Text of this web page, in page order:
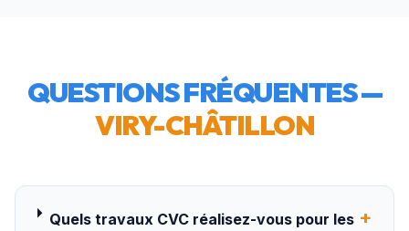
QUESTIONS FRÉQUENTES —
VIRY-CHÂTILLON
Quels travaux CVC réalisez-vous pour les +